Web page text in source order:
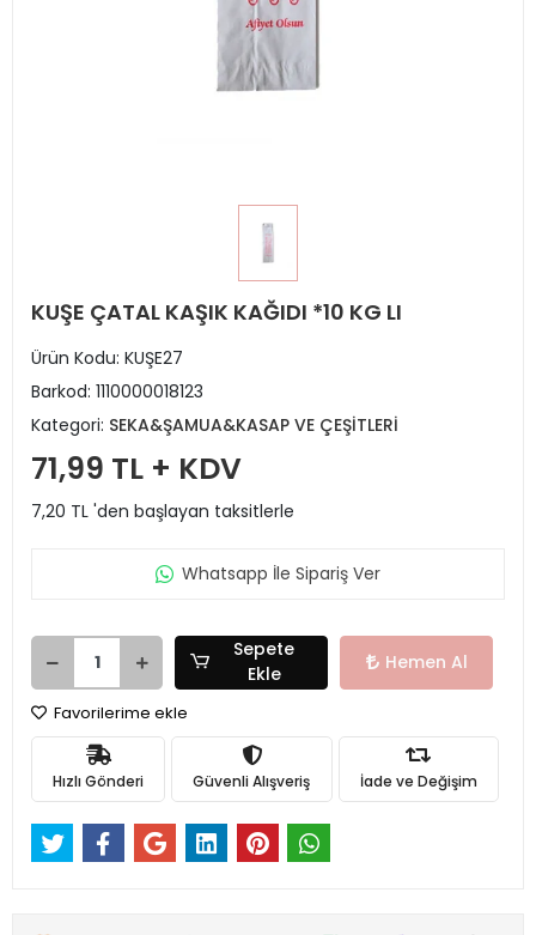
KUŞE ÇATAL KAŞIK KAĞIDI *10 KG LI
Ürün Kodu: KUŞE27
Barkod: 1110000018123
Kategori: SEKA&ŞAMUA&KASAP VE ÇEŞİTLERİ
71,99 TL + KDV
7,20 TL 'den başlayan taksitlerle
Whatsapp İle Sipariş Ver
Sepete
Ekle
Hemen Al
Favorilerime ekle
Hızlı Gönderi Güvenli Alışveriş İade ve Değişim